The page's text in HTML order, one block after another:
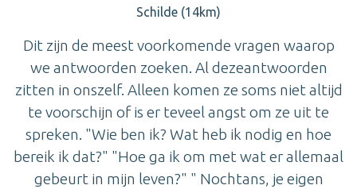
Schilde (14km)
Dit zijn de meest voorkomende vragen waarop
we antwoorden zoeken. Al dezeantwoorden
zitten in onszelf. Alleen komen ze soms niet altijd
te voorschijn of is er teveel angst om ze uit te
spreken. "Wie ben ik? Wat heb ik nodig en hoe
bereik ik dat?" "Hoe ga ik om met wat er allemaal
gebeurt in mijn leven?" " Nochtans, je eigen